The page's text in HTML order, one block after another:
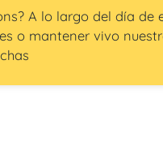
A lo largo del día de
o mantener vivo